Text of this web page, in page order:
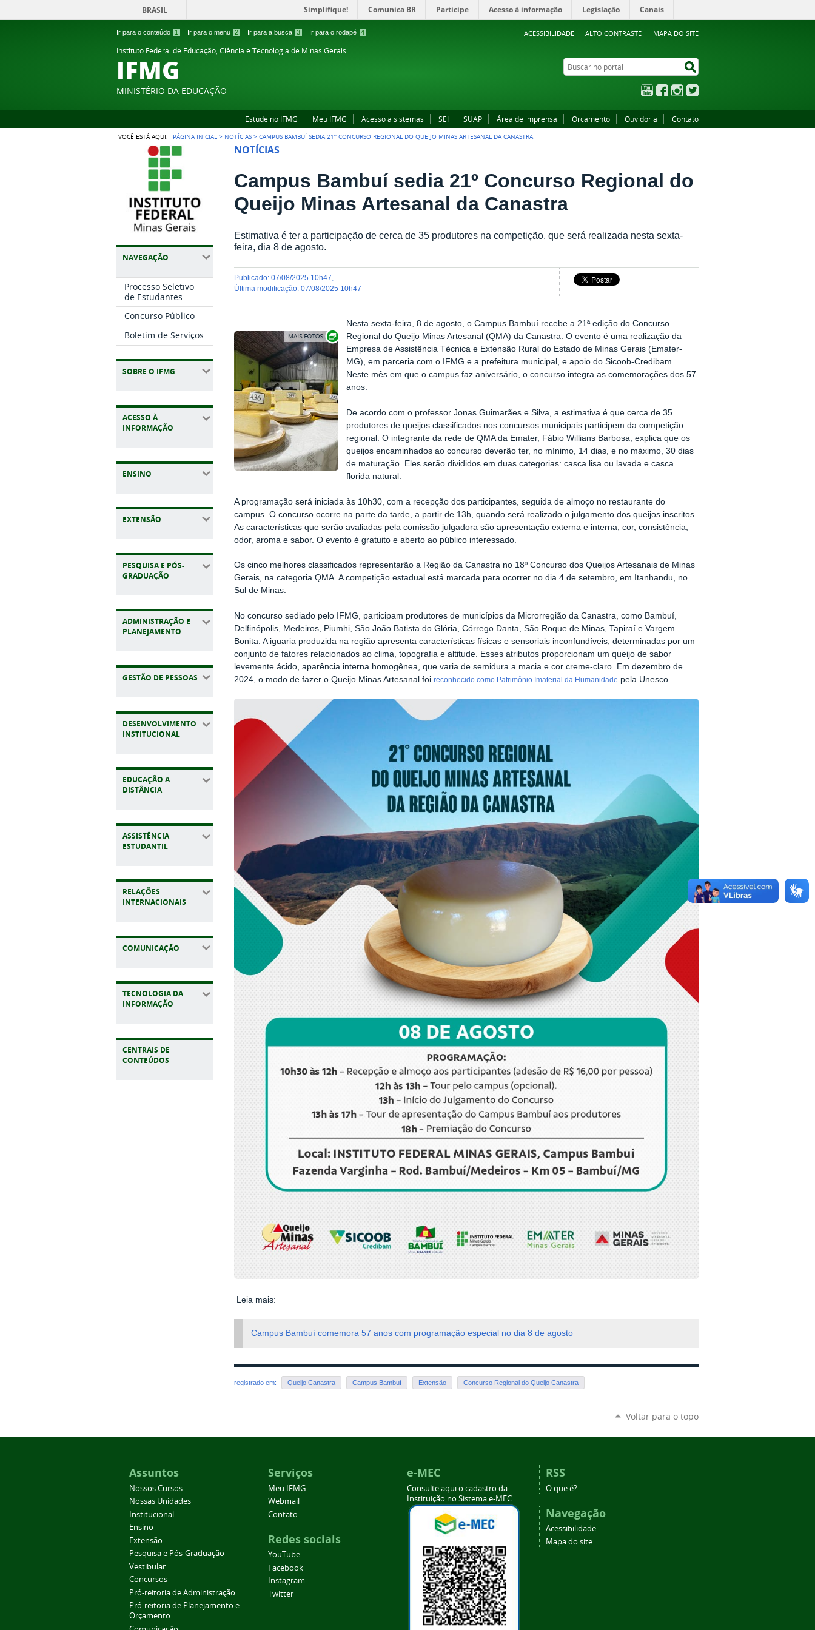
Ir para o conteúdo 1 Ir para o menu 2 Ir para a busca 3 Ir para o rodapé 4 ACESSIBILIDADE ALTO CONTRASTE MAPA DO SITE
BRASIL Simplifique! Comunica BR Participe Acesso à informação Legislação Canais
Instituto Federal de Educação, Ciência e Tecnologia de Minas Gerais
IFMG
MINISTÉRIO DA EDUCAÇÃO
Buscar no portal
YouTubeFacebookInstagram
Estude no IFMG Meu IFMG Acesso a sistemas SEI SUAP Área de imprensa Orcamento Ouvidoria Contato
VOCÊ ESTÁ AQUI: PÁGINA INICIAL > NOTÍCIAS >CAMPUS BAMBUÍ SEDIA 21º CONCURSO REGIONAL DO QUEIJO MINAS ARTESANAL DA CANASTRA
NAVEGAÇÃO
Processo Seletivo
de Estudantes
Concurso Público
Boletim de Serviços
SOBRE O IFMG
ACESSO À
INFORMAÇÃO
ENSINO
EXTENSÃO
PESQUISA E PÓS-
GRADUAÇÃO
ADMINISTRAÇÃO E
PLANEJAMENTO
GESTÃO DE PESSOAS
DESENVOLVIMENTO
INSTITUCIONAL
EDUCAÇÃO A
DISTÂNCIA
ASSISTÊNCIA
ESTUDANTIL
RELAÇÕES
INTERNACIONAIS
COMUNICAÇÃO
TECNOLOGIA DA
INFORMAÇÃO
CENTRAIS DE
CONTEÚDOS
NOTÍCIAS
Campus Bambuí sedia 21º Concurso Regional do
Queijo Minas Artesanal da Canastra
Estimativa é ter a participação de cerca de 35 produtores na competição, que será realizada nesta sexta-
feira, dia 8 de agosto.
publicado:07/08/2025 10h47
última modificação:07/08/2025 10h47
Exibir carrossel de imagens
Nesta sexta-feira, 8 de agosto, o Campus Bambuí recebe a 21ª edição do Concurso
Regional do Queijo Minas Artesanal (QMA) da Canastra. O evento é uma realização da
Empresa de Assistência Técnica e Extensão Rural do Estado de Minas Gerais (Emater-
MG), em parceria com o IFMG e a prefeitura municipal, e apoio do Sicoob-Credibam.
Neste mês em que o campus faz aniversário, o concurso integra as comemorações dos 57
anos.
De acordo com o professor Jonas Guimarães e Silva, a estimativa é que cerca de 35
produtores de queijos classificados nos concursos municipais participem da competição
regional. O integrante da rede de QMA da Emater, Fábio Willians Barbosa, explica que os
queijos encaminhados ao concurso deverão ter, no mínimo, 14 dias, e no máximo, 30 dias
de maturação. Eles serão divididos em duas categorias: casca lisa ou lavada e casca
florida natural.
A programação será iniciada às 10h30, com a recepção dos participantes, seguida de almoço no restaurante do
campus. O concurso ocorre na parte da tarde, a partir de 13h, quando será realizado o julgamento dos queijos inscritos.
As características que serão avaliadas pela comissão julgadora são apresentação externa e interna, cor, consistência,
odor, aroma e sabor.O evento é gratuito e aberto ao público interessado.
Os cinco melhores classificados representarão a Região da Canastra no 18º Concurso dos Queijos Artesanais de Minas
Gerais, na categoria QMA. A competição estadual está marcada para ocorrer no dia 4 de setembro, em Itanhandu, no
Sul de Minas.
No concurso sediado pelo IFMG, participam produtores de municípios da Microrregião da Canastra, como Bambuí,
Delfinópolis, Medeiros, Piumhi, São João Batista do Glória, Córrego Danta, São Roque de Minas, Tapiraí e Vargem
Bonita. A iguaria produzida na região apresenta características físicas e sensoriais inconfundíveis, determinadas por um
conjunto de fatores relacionados ao clima, topografia e altitude. Esses atributos proporcionam um queijo de sabor
levemente ácido, aparência interna homogênea, que varia de semidura a macia e cor creme-claro. Em dezembro de
2024, o modo de fazer o Queijo Minas Artesanal foireconhecido como Patrimônio Imaterial da Humanidade pela Unesco.
Leia mais:
Campus Bambuí comemora 57 anos com programação especial no dia 8 de agosto
registrado em: Queijo Canastra Campus Bambuí Extensão Concurso Regional do Queijo Canastra
Voltar para o topo
Assuntos
Nossos Cursos
Nossas Unidades
Institucional
Ensino
Extensão
Pesquisa e Pós-Graduação
Vestibular
Concursos
Pró-reitoria de Administração
Pró-reitoria de Planejamento e
Orçamento
Serviços
Meu IFMG
Webmail
Contato
Redes sociais
YouTube
Facebook
Instagram
Twitter
e-MEC
Consulte aqui o cadastro da
Instituição no Sistema e-MEC
RSS
O que é?
Navegação
Acessibilidade
Mapa do site